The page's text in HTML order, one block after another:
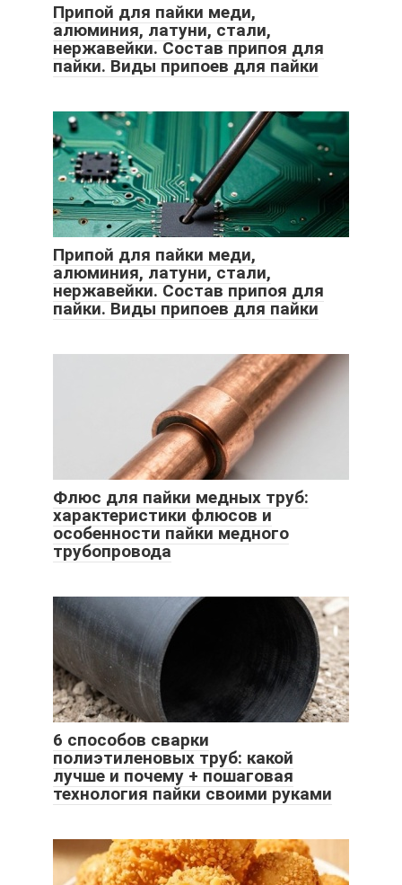
Припой для пайки меди,
алюминия, латуни, стали,
нержавейки. Состав припоя для
пайки. Виды припоев для пайки
Припой для пайки меди,
алюминия, латуни, стали,
нержавейки. Состав припоя для
пайки. Виды припоев для пайки
Флюс для пайки медных труб:
характеристики флюсов и
особенности пайки медного
трубопровода
6 способов сварки
полиэтиленовых труб: какой
лучше и почему + пошаговая
технология пайки своими руками